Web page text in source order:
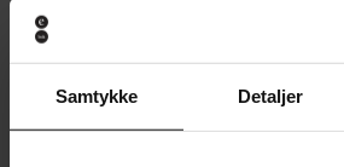
Samtykke Detaljer
350,-